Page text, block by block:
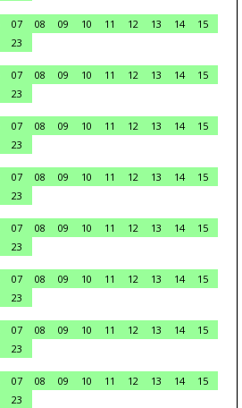
07 08 09 10 11 12 13 14
15
23
07 08 09 10 11 12 13 14
15
23
07 08 09 10 11 12 13 14
15
23
07 08 09 10 11 12 13 14
15
23
07 08 09 10 11 12 13 14
15
23
07 08 09 10 11 12 13 14
15
23
07 08 09 10 11 12 13 14
15
23
07 08 09 10 11 12 13 14
15
23